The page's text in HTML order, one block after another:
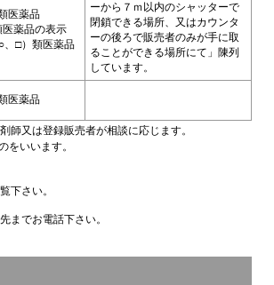
医薬品
薬品の表示
□）類医薬品
ーから７ｍ以内のシャッターで
閉鎖できる場所、又はカウンタ
ーの後ろで販売者のみが手に取
ることができる場所にて」陳列
しています。
医薬品
又は登録販売者が相談に応じます。
いいます。
さい。
でお電話下さい。